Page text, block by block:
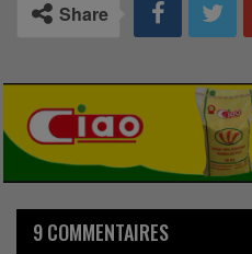
Share
9 COMMENTAIRES